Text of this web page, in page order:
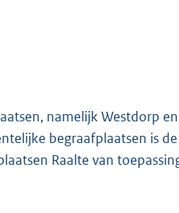
namelijk Westdorp
begraafplaatsen is
Raalte van